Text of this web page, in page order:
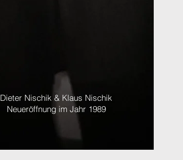
Dieter Nischik & Klaus Nischik
Neueröffnung im Jahr 1989